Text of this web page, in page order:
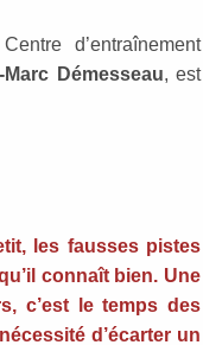
d’entraînement
Démesseau, est
les fausses pistes
connaît bien. Une
c’est le temps des
d’écarter un